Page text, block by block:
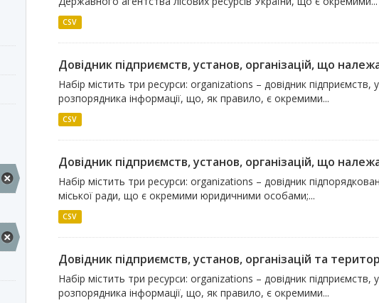
CSV
Довідник підприємств, установ, організацій, що
Набір містить три ресурси: organizations – довідник
розпорядника інформації, що, як правило, є окремими...
CSV
Довідник підприємств, установ, організацій, що
Набір містить три ресурси: organizations – довідник
міської ради, що є окремими юридичними особами;...
CSV
Довідник підприємств, установ, організацій та
Набір містить три ресурси: organizations – довідник
розпорядника інформації, що, як правило, є окремими...